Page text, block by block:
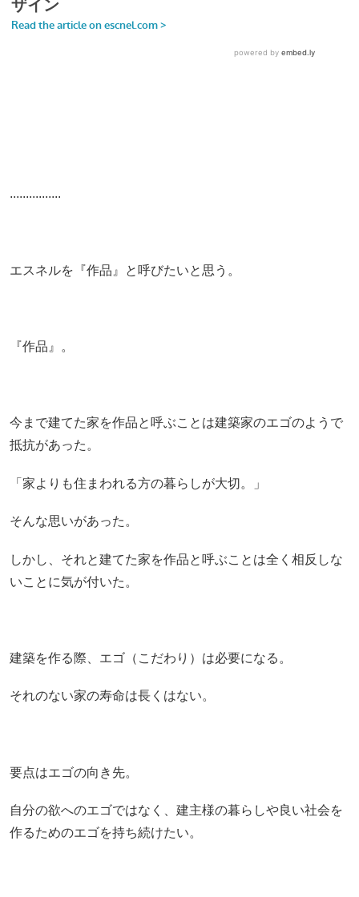
................
エスネルを『作品』と呼びたいと思う。
『作品』。
今まで建てた家を作品と呼ぶことは建築家のエゴのようで
抵抗があった。
「家よりも住まわれる方の暮らしが大切。」
そんな思いがあった。
しかし、それと建てた家を作品と呼ぶことは全く相反しな
いことに気が付いた。
建築を作る際、エゴ（こだわり）は必要になる。
それのない家の寿命は長くはない。
要点はエゴの向き先。
自分の欲へのエゴではなく、建主様の暮らしや良い社会を
作るためのエゴを持ち続けたい。